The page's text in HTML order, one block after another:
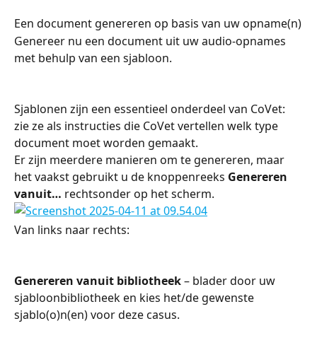
Een document genereren op basis van uw opname(n)
Genereer nu een document uit uw audio-opnames
met behulp van een sjabloon.
Sjablonen zijn een essentieel onderdeel van CoVet:
zie ze als instructies die CoVet vertellen welk type
document moet worden gemaakt.
Er zijn meerdere manieren om te genereren, maar
het vaakst gebruikt u de knoppenreeks Genereren
vanuit… rechtsonder op het scherm.
Van links naar rechts:
Genereren vanuit bibliotheek – blader door uw
sjabloonbibliotheek en kies het/de gewenste
sjablo(o)n(en) voor deze casus.